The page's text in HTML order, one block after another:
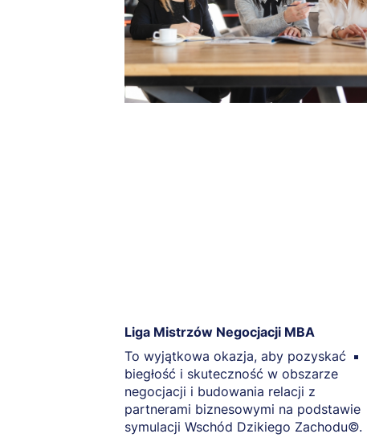
Liga Mistrzów Negocjacji MBA
To wyjątkowa okazja, aby pozyskać
biegłość i skuteczność w obszarze
negocjacji i budowania relacji z
partnerami biznesowymi na podstawie
symulacji Wschód Dzikiego Zachodu©.